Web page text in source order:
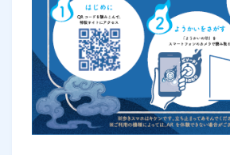
食器洗い乾燥機
取替用ガスコンセント
ガスコード
ガス栓の増設 プラスライン
太陽光発電
蓄電池
スマイルーフ
ぴこぴこ・スマぴこ・けむぴこ
消火器
めちゃとクーポン
プリゼロ
関西おでかけ納税